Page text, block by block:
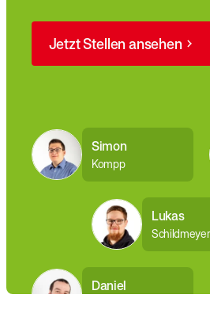
Jetzt Stellen ansehen
Simon
Kompp
Lukas
Schildmeyer
Daniel